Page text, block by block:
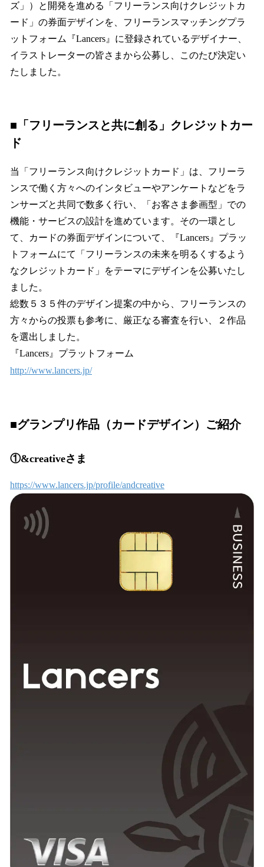
ズ」）と開発を進める「フリーランス向けクレジットカ
ード」の券面デザインを、フリーランスマッチングプラ
ットフォーム『Lancers』に登録されているデザイナー、
イラストレーターの皆さまから公募し、このたび決定い
たしました。
■ 「フリーランスと共に創る」クレジットカー
ド
当「フリーランス向けクレジットカード」は、フリーラ
ンスで働く方々へのインタビューやアンケートなどをラ
ンサーズと共同で数多く行い、「お客さま参画型」での
機能・サービスの設計を進めています。その一環とし
て、カードの券面デザインについて、『Lancers』プラッ
トフォームにて「フリーランスの未来を明るくするよう
なクレジットカード」をテーマにデザインを公募いたし
ました。
総数５３５件のデザイン提案の中から、フリーランスの
方々からの投票も参考に、厳正なる審査を行い、２作品
を選出しました。
『Lancers』プラットフォーム
http://www.lancers.jp/
■グランプリ作品（カードデザイン）ご紹介
①&creativeさま
https://www.lancers.jp/profile/andcreative